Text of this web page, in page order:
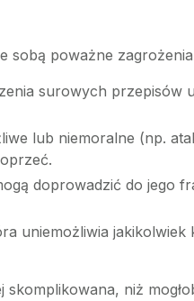
sobą poważne
surowych przepisów
lub niemoralne (np.
doprowadzić do jego
uniemożliwia jakikolwiek
niż